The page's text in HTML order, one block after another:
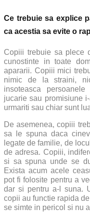
Ce trebuie sa explice
ca acestia sa evite o
Copiii trebuie sa plece
cunostinte in toate
apararii. Copiii mici
nimic de la straini,
insoteasca
jucarie sau promisiune
urmariti sau chiar sunt
De asemenea, copiii
sa le spuna daca
legate de familie, de
de adresa. Copiii,
si sa spuna unde se
Exista acum acele
pot fi folosite pentru a
dar si pentru a-l suna.
copii au functie rapida
se simte in pericol si nu